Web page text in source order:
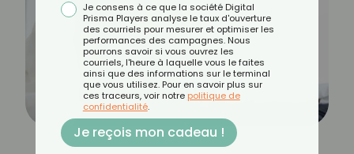
Je consens à ce que la société Digital
Prisma Players analyse le taux d'ouverture
des courriels pour mesurer et optimiser les
performances des campagnes. Nous
pourrons savoir si vous ouvrez les
courriels, l'heure à laquelle vous le faites
ainsi que des informations sur le terminal
que vous utilisez. Pour en savoir plus sur
ces traceurs, voir notre politique de
confidentialité.
Je reçois mon cadeau !